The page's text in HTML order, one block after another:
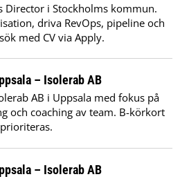
Director i Stockholms kommun.
driva RevOps, pipeline och
med CV via Apply.
– Isolerab AB
AB i Uppsala med fokus på
och coaching av team. B-körkort
– Isolerab AB